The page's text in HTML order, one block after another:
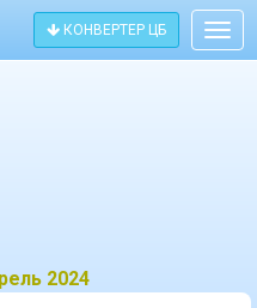
КОНВЕРТЕР ЦБ
2024